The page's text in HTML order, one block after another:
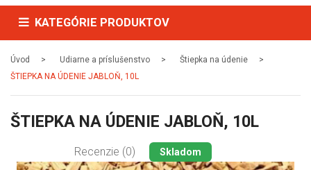
KATEGÓRIE PRODUKTOV
Úvod Udiarne a príslušenstvo
Štiepka na údenie
ŠTIEPKA NA ÚDENIE JABLOŇ, 10L
ŠTIEPKA NA ÚDENIE JABLOŇ, 10L
Recenzie (0) Skladom